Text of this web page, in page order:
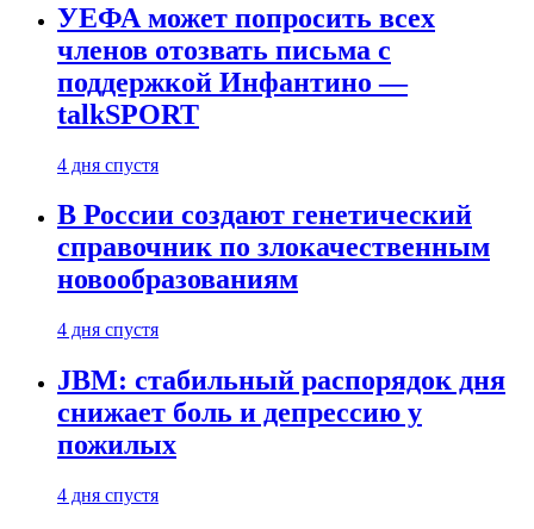
УЕФА может попросить всех
членов отозвать письма с
поддержкой Инфантино —
talkSPORT
4 дня спустя
В России создают генетический
справочник по злокачественным
новообразованиям
4 дня спустя
JBM: стабильный распорядок дня
снижает боль и депрессию у
пожилых
4 дня спустя